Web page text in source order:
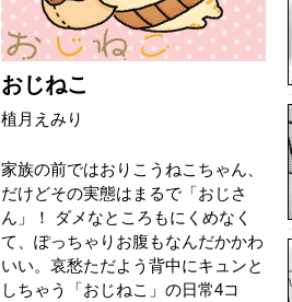
おじねこ
植月えみり
家族の前ではおりこうねこちゃん、
だけどその実態はまるで「おじさ
ん」！ ダメなところもにくめなく
て、ぽっちゃりお腹もなんだかかわ
いい。哀愁ただよう背中にキュンと
しちゃう「おじねこ」の日常4コ